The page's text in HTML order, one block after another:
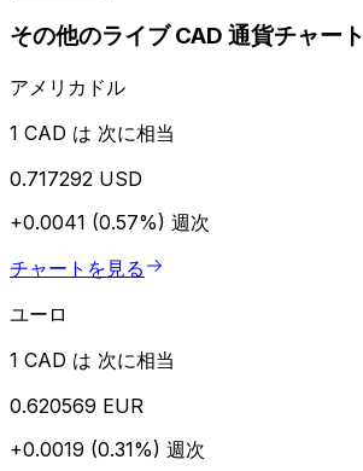
その他のライブ CAD 通貨チャート
アメリカドル
1 CAD は 次に相当
0.717292 USD
+0.0041 (0.57%) 週次
チャートを見る
ユーロ
1 CAD は 次に相当
0.620569 EUR
+0.0019 (0.31%) 週次